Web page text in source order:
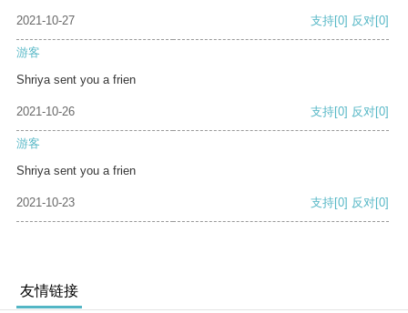
2021-10-27 支持[0] 反对[0]
游客
Shriya sent you a frien
2021-10-26 支持[0] 反对[0]
游客
Shriya sent you a frien
2021-10-23 支持[0] 反对[0]
友情链接